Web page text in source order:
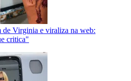
de Virginia e viraliza na web:
critica"